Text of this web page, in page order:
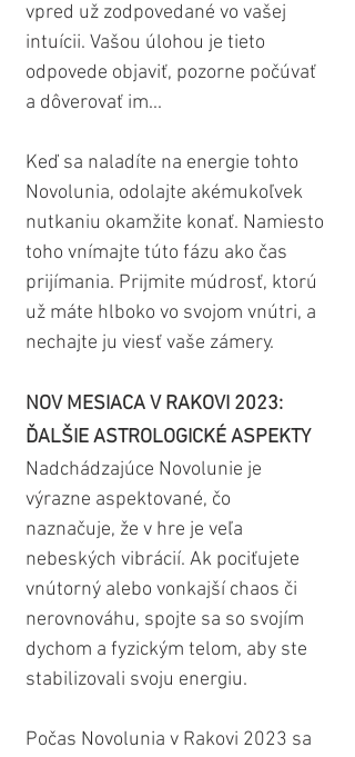
vpred už zodpovedané vo vašej
intuícii. Vašou úlohou je tieto
odpovede objaviť, pozorne počúvať
a dôverovať im...
Keď sa naladíte na energie tohto
Novolunia, odolajte akémukoľvek
nutkaniu okamžite konať. Namiesto
toho vnímajte túto fázu ako čas
prijímania. Prijmite múdrosť, ktorú
už máte hlboko vo svojom vnútri, a
nechajte ju viesť vaše zámery.
NOV MESIACA V RAKOVI 2023:
ĎALŠIE ASTROLOGICKÉ ASPEKTY
Nadchádzajúce Novolunie je
výrazne aspektované, čo
naznačuje, že v hre je veľa
nebeských vibrácií. Ak pociťujete
vnútorný alebo vonkajší chaos či
nerovnováhu, spojte sa so svojím
dychom a fyzickým telom, aby ste
stabilizovali svoju energiu.
Počas Novolunia v Rakovi 2023 sa